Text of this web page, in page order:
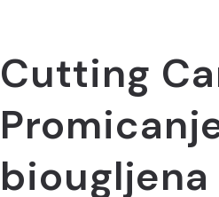
Cutting
biougljena